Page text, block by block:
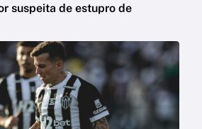
suspeita de estupro de